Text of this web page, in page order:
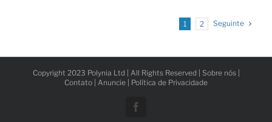
1 2 Seguinte
Copyright 2023 Polynia Ltd | All Rights Reserved | Sobre nós|
Contato Anuncie Política de Privacidade
Facebook